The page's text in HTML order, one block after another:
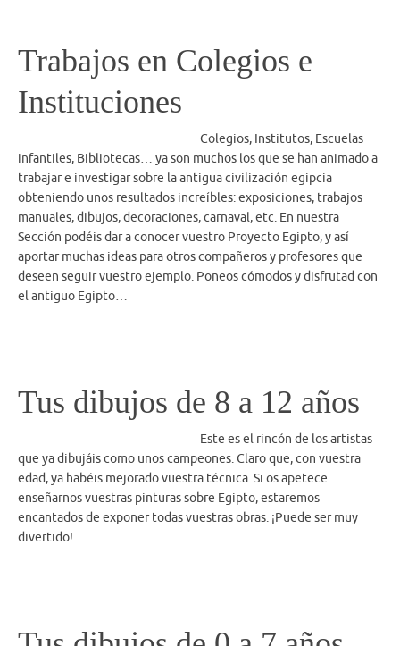
Trabajos en Colegios e
Instituciones
Colegios, Institutos, Escuelas
infantiles, Bibliotecas… ya son muchos los que se han animado a
trabajar e investigar sobre la antigua civilización egipcia
obteniendo unos resultados increíbles: exposiciones, trabajos
manuales, dibujos, decoraciones, carnaval, etc. En nuestra
Sección podéis dar a conocer vuestro Proyecto Egipto, y así
aportar muchas ideas para otros compañeros y profesores que
deseen seguir vuestro ejemplo. Poneos cómodos y disfrutad con
el antiguo Egipto…
Tus dibujos de 8 a 12 años
Este es el rincón de los artistas
que ya dibujáis como unos campeones. Claro que, con vuestra
edad, ya habéis mejorado vuestra técnica. Si os apetece
enseñarnos vuestras pinturas sobre Egipto, estaremos
encantados de exponer todas vuestras obras. ¡Puede ser muy
divertido!